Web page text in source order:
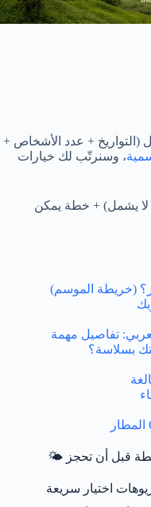
(التواريخ + عدد الأشخاص +
، وسنرتّب لك خيارات
لا يشمل) + خطة يمكن